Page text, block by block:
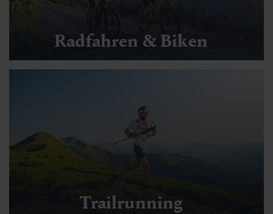
Radfahren & Biken
Trailrunning